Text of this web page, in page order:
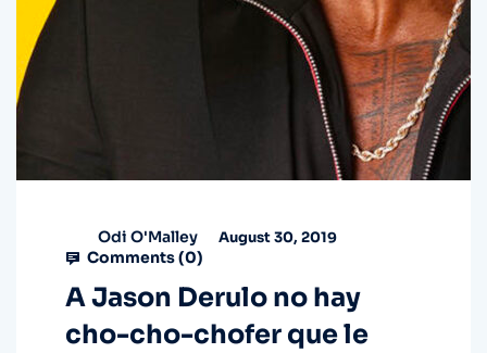
Odi O'Malley August 30, 2019
Comments (0)
A Jason Derulo no hay
cho-cho-chofer que le